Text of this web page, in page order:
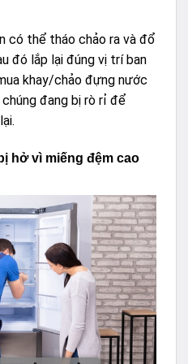
có thể tháo chảo ra và đổ
đó lắp lại đúng vị trí ban
khay/chảo đựng nước
đang bị rò rỉ để
hở vì miếng đệm cao